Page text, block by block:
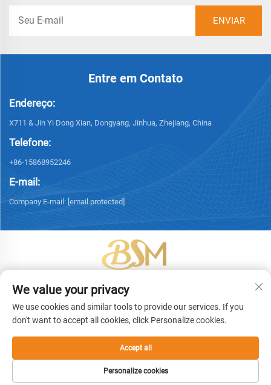
Entre em Contato
Endereço:
X711 & Jin Yi Dong Xian, Dongyang, Jinhua, Zhejiang, China
Telefone:
+86-15868952246
E-mail:
Company E-mail: [email protected]
Copyright © 2026 Yiwu Bingsheng Packaging Technology Co., Ltd. Todos
os direitos reservados. -Política de Privacidade
We value your privacy
We use cookies and similar tools to provide our services. If you
don't want to accept all cookies, click Personalize cookies.
Personalize cookies
Accept all